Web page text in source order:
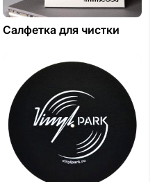
Салфетка для чистки